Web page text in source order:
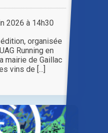
2026 à 14h30
organisée
Running en
mairie de Gaillac
vins de [...]